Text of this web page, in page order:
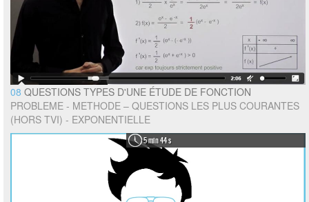
08 QUESTIONS TYPES D'UNE ÉTUDE DE FONCTION
PROBLEME - METHODE – QUESTIONS LES PLUS COURANTES
(HORS TVI) - EXPONENTIELLE
5 min 44 s